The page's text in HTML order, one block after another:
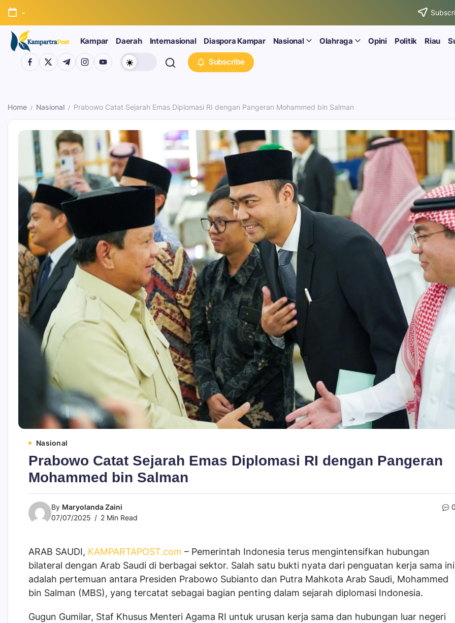
-
Kampar Daerah Internasional Diaspora Kampar Nasional Olahraga Opini Politik Riau
Subscribe
Home / Nasional / Prabowo Catat Sejarah Emas Diplomasi RI dengan Pangeran Mohammed bin Salman
Nasional
Prabowo Catat Sejarah Emas Diplomasi RI dengan Pangeran
Mohammed bin Salman
By Maryolanda Zaini
07/07/2025
2 Min Read
ARAB SAUDI, KAMPARTAPOST.com – Pemerintah Indonesia terus mengintensifkan hubungan
bilateral dengan Arab Saudi di berbagai sektor. Salah satu bukti nyata dari penguatan kerja sama ini
adalah pertemuan antara Presiden Prabowo Subianto dan Putra Mahkota Arab Saudi, Mohammed
bin Salman (MBS), yang tercatat sebagai bagian penting dalam sejarah diplomasi Indonesia.
Gugun Gumilar, Staf Khusus Menteri Agama RI untuk urusan kerja sama dan hubungan luar negeri